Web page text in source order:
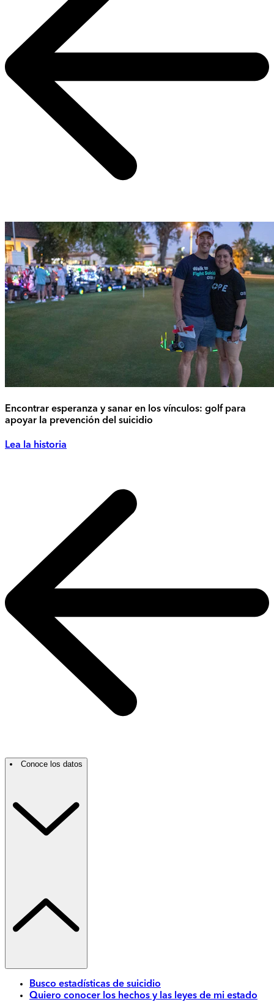
Encontrar esperanza y sanar en los vínculos: golf para
apoyar la prevención del suicidio
Lea la historia
Conoce los datos
Busco estadísticas de suicidio
Quiero conocer los hechos y las leyes de mi estado